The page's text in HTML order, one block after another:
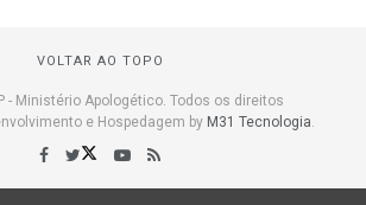
VOLTAR AO TOPO
- Ministério Apologético. Todos os direitos
e Hospedagem by M31 Tecnologia.